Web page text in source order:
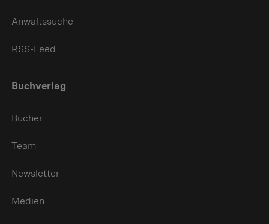
Anwaltssuche
RSS-Feed
Buchverlag
Bücher
Team
Newsletter
Medien